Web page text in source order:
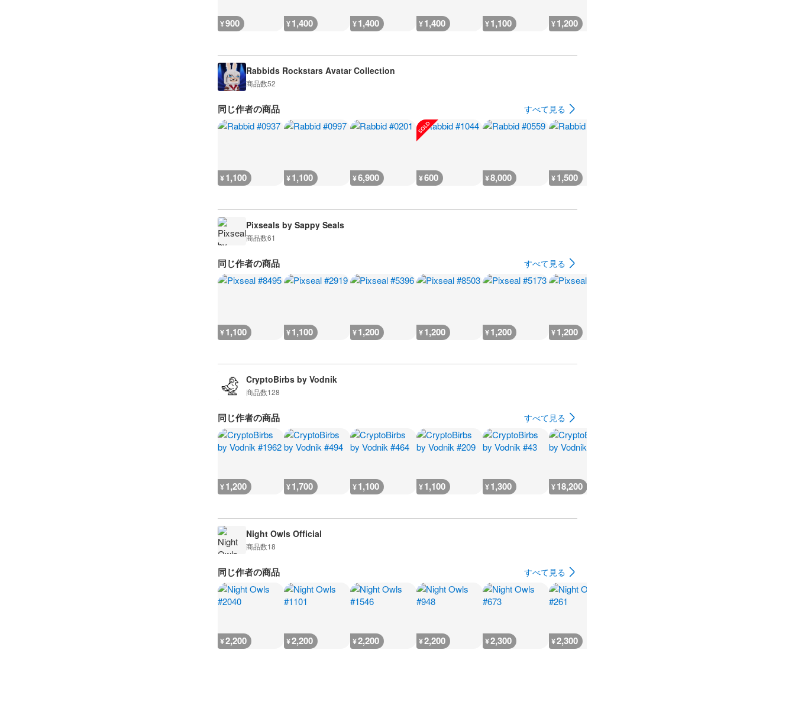
¥900 ¥1,400 ¥1,400 ¥1,400 ¥1,100 ¥1,200
Rabbids Rockstars Avatar Collection
商品数52
同じ作者の商品 すべて見る
¥1,100 ¥1,100 ¥6,900 ¥600 ¥8,000 ¥1,500
Pixseals by Sappy Seals
商品数61
同じ作者の商品 すべて見る
¥1,100 ¥1,100 ¥1,200 ¥1,200 ¥1,200 ¥1,200
CryptoBirbs by Vodnik
商品数128
同じ作者の商品 すべて見る
¥1,200 ¥1,700 ¥1,100 ¥1,100 ¥1,300 ¥18,200
Night Owls Official
商品数18
同じ作者の商品 すべて見る
¥2,200 ¥2,200 ¥2,200 ¥2,200 ¥2,300 ¥2,300